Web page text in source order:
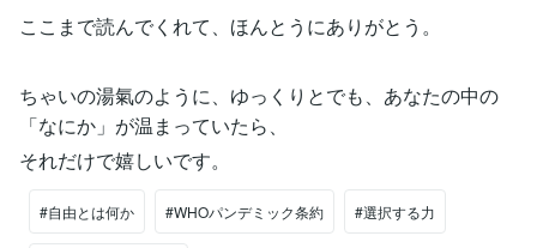
ここまで読んでくれて、ほんとうにありがとう。
ちゃいの湯氣のように、ゆっくりとでも、あなたの中の
「なにか」が温まっていたら、
それだけで嬉しいです。
#自由とは何か #WHOパンデミック条約 #選択する力